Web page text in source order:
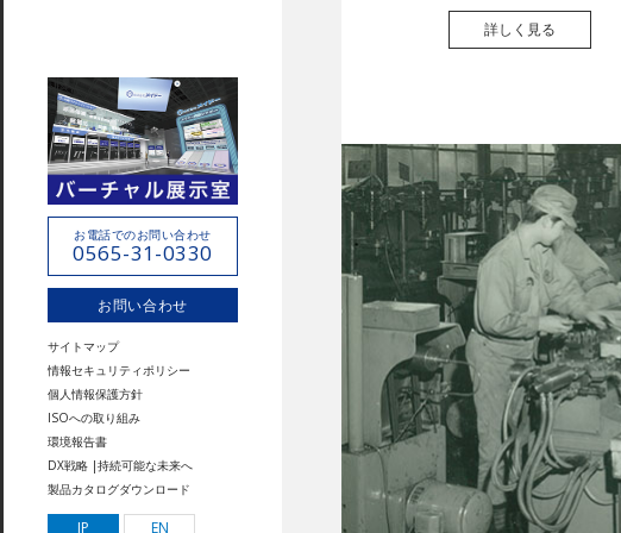
お電話でのお問い合わせ
0565-31-0330
お問い合わせ
サイトマップ
情報セキュリティポリシー
個人情報保護方針
ISOへの取り組み
環境報告書
DX戦略 |持続可能な未来へ
製品カタログダウンロード
JP EN
詳しく見る